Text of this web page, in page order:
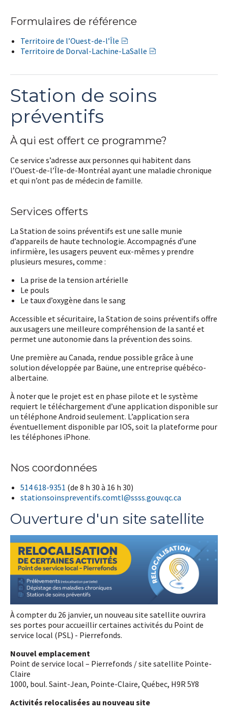
Formulaires de référence
Territoire de l’Ouest-de-l’Île
Territoire de Dorval-Lachine-LaSalle
Station de soins
préventifs
À qui est offert ce programme?
Ce service s’adresse aux personnes qui habitent dans
l’Ouest-de-l’Île-de-Montréal ayant une maladie chronique
et qui n’ont pas de médecin de famille.
Services offerts
La Station de soins préventifs est une salle munie
d’appareils de haute technologie. Accompagnés d’une
infirmière, les usagers peuvent eux-mêmes y prendre
plusieurs mesures, comme :
La prise de la tension artérielle
Le pouls
Le taux d’oxygène dans le sang
Accessible et sécuritaire, la Station de soins préventifs offre
aux usagers une meilleure compréhension de la santé et
permet une autonomie dans la prévention des soins.
Une première au Canada, rendue possible grâce à une
solution développée par Baüne, une entreprise québéco-
albertaine.
À noter que le projet est en phase pilote et le système
requiert le téléchargement d’une application disponible sur
un téléphone Android seulement. L’application sera
éventuellement disponible par IOS, soit la plateforme pour
les téléphones iPhone.
Nos coordonnées
514 618-9351 (de 8 h 30 à 16 h 30)
stationsoinspreventifs.comtl@ssss.gouv.qc.ca
Ouverture d'un site satellite
À compter du 26 janvier, un nouveau site satellite ouvrira
ses portes pour accueillir certaines activités du Point de
service local (PSL) - Pierrefonds.
Nouvel emplacement
Point de service local – Pierrefonds / site satellite Pointe-
Claire
1000, boul. Saint-Jean, Pointe-Claire, Québec, H9R 5Y8
Activités relocalisées au nouveau site
Abonnez-vous dès maintenant à notre infolettre
Prénom*
Groupe *
Je m'abonne!